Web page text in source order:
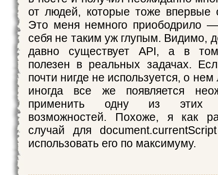
от людей, которые тоже
Это меня немного приободрило —
себя не таким уж глупым. Видимо,
давно существует API, а в
полезен в реальных задачах.
почти нигде не используется, о
иногда все же появляется
применить одну из этих
возможностей. Похоже, я как
случай для
использовать его по максимуму.